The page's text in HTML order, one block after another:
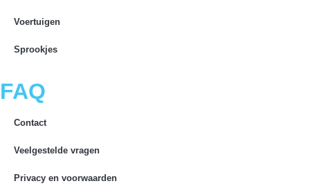
Voertuigen
Sprookjes
FAQ
Contact
Veelgestelde vragen
Privacy en voorwaarden